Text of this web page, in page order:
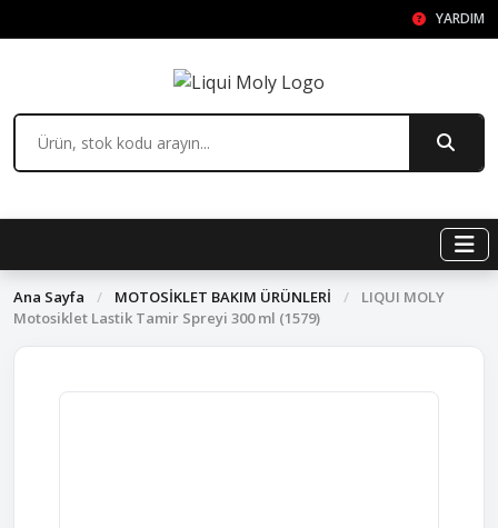
YARDIM
Ana Sayfa / MOTOSİKLET BAKIM ÜRÜNLERİ /
LIQUI MOLY
Motosiklet Lastik Tamir Spreyi 300 ml (1579)